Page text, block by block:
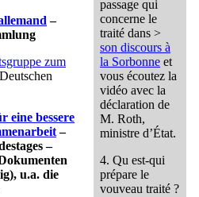
passage qui
concerne le
traité dans >
son discours à
la Sorbonne et
vous écoutez la
vidéo avec la
déclaration de
M. Roth,
ministre d’État.
4. Qu est-qui
prépare le
vouveau traité ?
–
zum
eine bessere
–
–
u.a. die